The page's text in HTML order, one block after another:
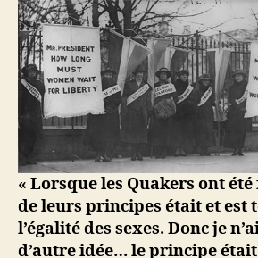
« Lorsque les Quakers ont
de leurs principes était et est
l’égalité des sexes. Donc je
d’autre idée… le principe